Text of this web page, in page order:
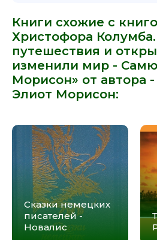
Книги схожие с
Христофора
путешествия и
изменили мир -
Морисон» от автора -
Элиот Морисон:
Сказки немецких
писателей -
Новалис